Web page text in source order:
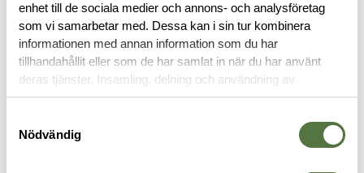
enhet till de sociala medier och annons- och analysföretag
som vi samarbetar med. Dessa kan i sin tur kombinera
informationen med annan information som du har
tillhandahållit eller som de har samlat in när du har använt
deras tjänster. Insamling, delning och användning av
personuppgifter kan användas för personalisering av
Nödvändig
OM VARUMÄRKET
VAPENTILLBEHÖR